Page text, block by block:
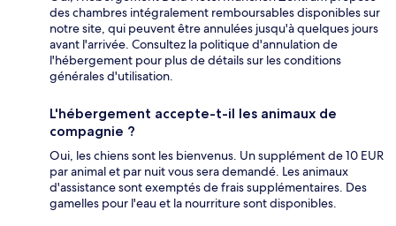
des chambres intégralement remboursables disponibles sur
notre site, qui peuvent être annulées jusqu'à quelques jours
avant l'arrivée. Consultez la politique d'annulation de
l'hébergement pour plus de détails sur les conditions
générales d'utilisation.
L'hébergement accepte-t-il les animaux de
compagnie ?
Oui, les chiens sont les bienvenus. Un supplément de 10 EUR
par animal et par nuit vous sera demandé. Les animaux
d'assistance sont exemptés de frais supplémentaires. Des
gamelles pour l'eau et la nourriture sont disponibles.